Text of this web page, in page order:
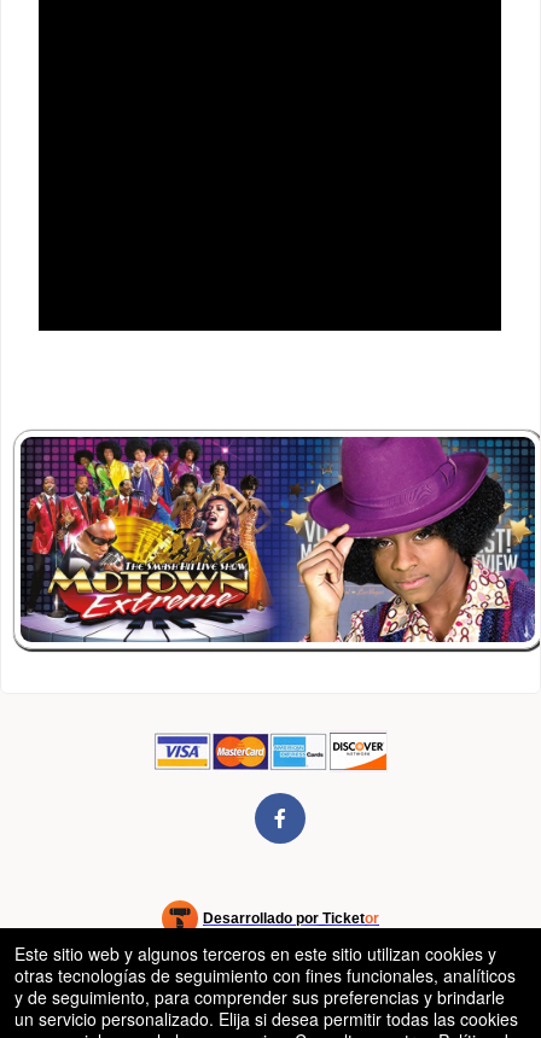
Desarrollado por Ticketor
Sistema de venta de entradas y taquilla de Ticketor
Software de venta de entradas y taquilla para recintos, teatros y
estadios
© Todos los Derechos Reservados.
50.28.84.148
Condiciones de uso
Este sitio web y algunos terceros en este sitio utilizan cookies y
otras tecnologías de seguimiento con fines funcionales, analíticos
y de seguimiento, para comprender sus preferencias y brindarle
un servicio personalizado. Elija si desea permitir todas las cookies